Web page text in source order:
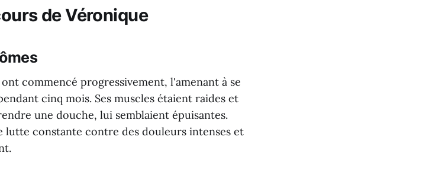
de Véronique
commencé progressivement, l'amenant à se
cinq mois. Ses muscles étaient raides et
une douche, lui semblaient épuisantes.
constante contre des douleurs intenses et